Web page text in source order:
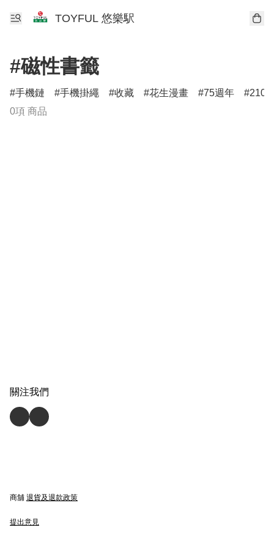
TOYFUL 悠樂駅
#磁性書籤
手機鏈 手機掛繩 收藏 花生漫畫 75週年
210
0項 商品
關注我們
商舖 退貨及退款政策
提出意見